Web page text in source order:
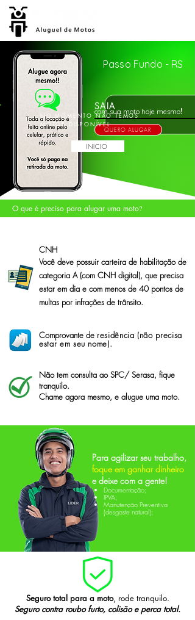
Passo Fundo - RS
SAIA
com sua moto hoje mesmo!
QUERO ALUGAR
NO MOMENTO NÃO TEMOS
MOTOS DISPONÍVEL
INICIO
O que é preciso para alugar uma moto?
CNH
Você deve possuir carteira de habilitação de
categoria A (com CNH digital), que precisa
estar em dia e com menos de 40 pontos de
multas por infrações de trânsito.
Comprovante de residência (não precisa
estar em seu nome).
Não tem consulta ao SPC/ Serasa, fique
tranquilo.
Chame agora mesmo, e alugue uma moto.
Para agilizar seu trabalho,
foque em ganhar dinheiro
e deixe com a gente!
Documentação;
IPVA;
Manutenção Preventiva
(desgaste natural);
Seguro total para a moto, rode tranquilo.
Seguro contra roubo furto, colisão e perca total.